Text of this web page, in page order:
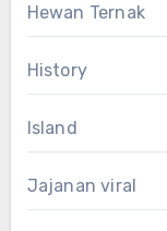
Hewan Ternak
History
Island
Jajanan viral